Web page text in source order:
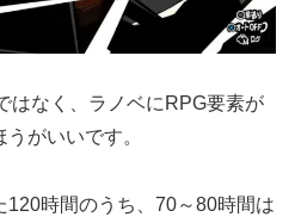
はなく、ラノベにRPG要素が
がいいです。
時間のうち、70～80時間は